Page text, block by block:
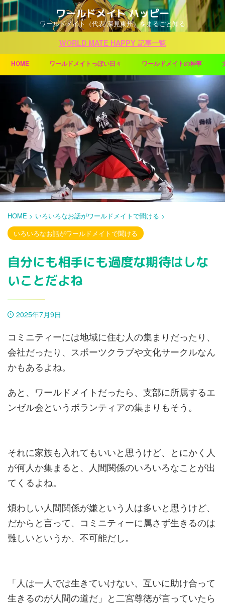
ワールドメイト ハッピー
ワールドメイト（代表 深見東州）をまるごと知る
WORLD MATE HAPPY 記事一覧
HOME ワールドメイトっぽい日々 ワールドメイトの神事
HOME > いろいろなお話がワールドメイトで聞ける >
いろいろなお話がワールドメイトで聞ける
自分にも相手にも過度な期待はしな
いことだよね
2025年7月9日
コミニティーには地域に住む人の集まりだったり、
会社だったり、スポーツクラブや文化サークルなん
かもあるよね。
あと、ワールドメイトだったら、支部に所属するエ
ンゼル会というボランティアの集まりもそう。
それに家族も入れてもいいと思うけど、とにかく人
が何人か集まると、人間関係のいろいろなことが出
てくるよね。
煩わしい人間関係が嫌という人は多いと思うけど、
だからと言って、コミニティーに属さず生きるのは
難しいというか、不可能だし。
「人は一人では生きていけない、互いに助け合って
生きるのが人間の道だ」と二宮尊徳が言っていたら